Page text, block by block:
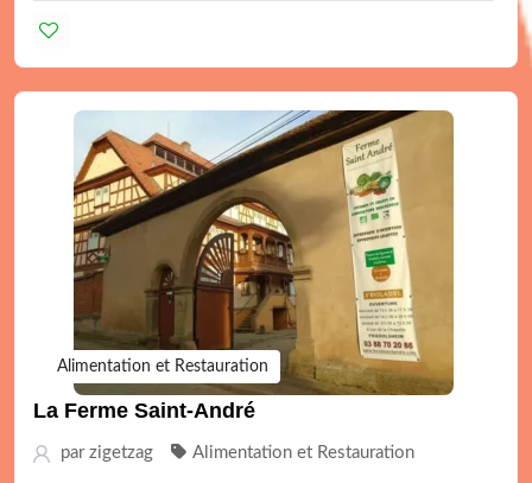
Alimentation et Restauration
La Ferme Saint-André
par zigetzag Alimentation et Restauration